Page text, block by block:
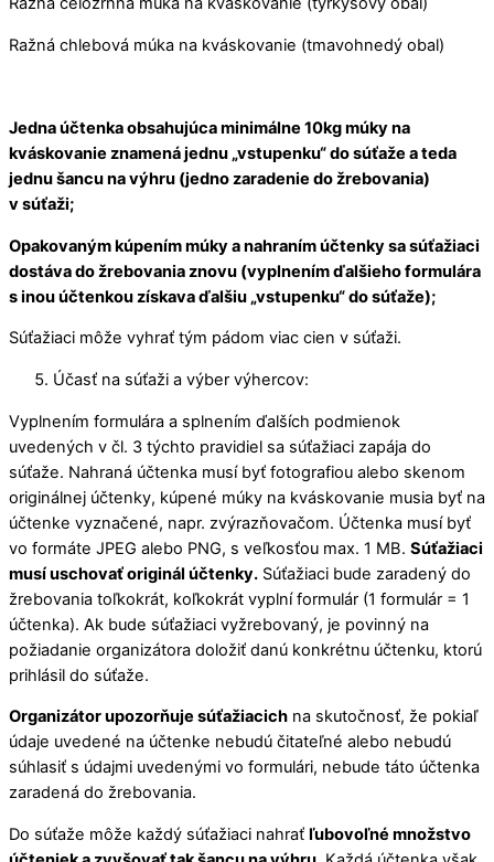
Ražná chlebová múka na kváskovanie (tmavohnedý obal)
Jedna účtenka obsahujúca minimálne 10kg múky na
kváskovanie znamená jednu „vstupenku“ do súťaže a teda
jednu šancu na výhru (jedno zaradenie do žrebovania)
v súťaži;
Opakovaným kúpením múky a nahraním účtenky sa súťažiaci
dostáva do žrebovania znovu (vyplnením ďalšieho formulára
s inou účtenkou získava ďalšiu „vstupenku“ do súťaže);
Súťažiaci môže vyhrať tým pádom viac cien v súťaži.
Účasť na súťaži a výber výhercov:
Vyplnením formulára a splnením ďalších podmienok
uvedených v čl. 3 týchto pravidiel sa súťažiaci zapája do
súťaže. Nahraná účtenka musí byť fotografiou alebo skenom
originálnej účtenky, kúpené múky na kváskovanie musia byť na
účtenke vyznačené, napr. zvýrazňovačom. Účtenka musí byť
vo formáte JPEG alebo PNG, s veľkosťou max. 1 MB. Súťažiaci
musí uschovať originál účtenky. Súťažiaci bude zaradený do
žrebovania toľkokrát, koľkokrát vyplní formulár (1 formulár = 1
účtenka). Ak bude súťažiaci vyžrebovaný, je povinný na
požiadanie organizátora doložiť danú konkrétnu účtenku, ktorú
prihlásil do súťaže.
Organizátor upozorňuje súťažiacich na skutočnosť, že pokiaľ
údaje uvedené na účtenke nebudú čitateľné alebo nebudú
súhlasiť s údajmi uvedenými vo formulári, nebude táto účtenka
zaradená do žrebovania.
Do súťaže môže každý súťažiaci nahrať ľubovoľné množstvo